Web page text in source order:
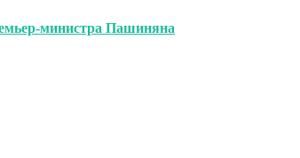
министра Пашиняна